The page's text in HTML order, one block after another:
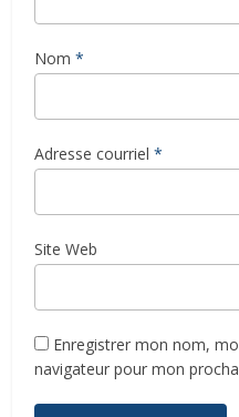
Nom *
Adresse courriel *
Site Web
Enregistrer mon nom,
navigateur pour mon